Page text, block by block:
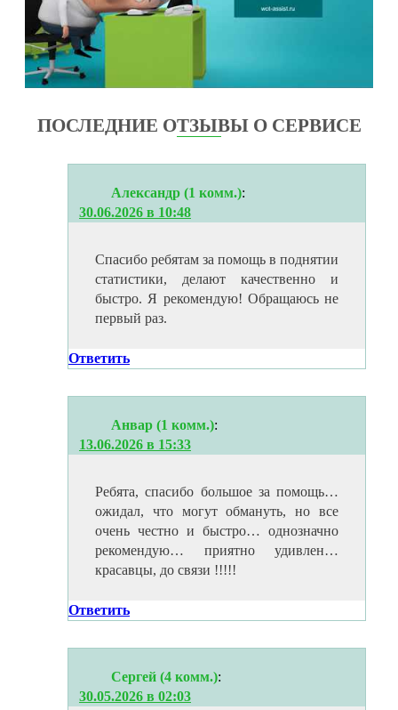
ПОСЛЕДНИЕ ОТЗЫВЫ О СЕРВИСЕ
Александр (1 комм.):
30.06.2026 в 10:48
Спасибо ребятам за помощь в поднятии
статистики, делают качественно и
быстро. Я рекомендую! Обращаюсь не
первый раз.
Ответить
Анвар (1 комм.):
13.06.2026 в 15:33
Ребята, спасибо большое за помощь…
ожидал, что могут обмануть, но все
очень честно и быстро… однозначно
рекомендую… приятно удивлен…
красавцы, до связи !!!!!
Ответить
Сергей (4 комм.):
30.05.2026 в 02:03